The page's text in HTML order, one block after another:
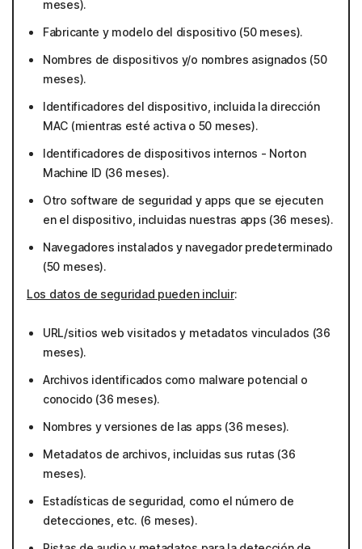
meses).
Fabricante y modelo del dispositivo (50 meses).
Nombres de dispositivos y/o nombres asignados (50
meses).
Identificadores del dispositivo, incluida la dirección
MAC (mientras esté activa o 50 meses).
Identificadores de dispositivos internos - Norton
Machine ID (36 meses).
Otro software de seguridad y apps que se ejecuten
en el dispositivo, incluidas nuestras apps (36 meses).
Navegadores instalados y navegador predeterminado
(50 meses).
Los datos de seguridad pueden incluir:
URL/sitios web visitados y metadatos vinculados (36
meses).
Archivos identificados como malware potencial o
conocido (36 meses).
Nombres y versiones de las apps (36 meses).
Metadatos de archivos, incluidas sus rutas (36
meses).
Estadísticas de seguridad, como el número de
detecciones, etc. (6 meses).